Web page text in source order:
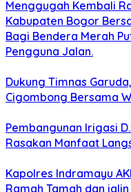
Menggugah Kembali
Kabupaten Bogor
Bagi Bendera Merah
Pengguna Jalan.
Dukung Timnas
Cigombong Bersama
Pembangunan Irigasi
Rasakan Manfaat
Kapolres Indramayu
Ramah Tamah dan